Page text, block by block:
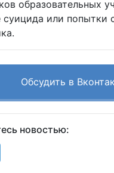
образовательных
суицида или попытки
Обсудить в
новостью: